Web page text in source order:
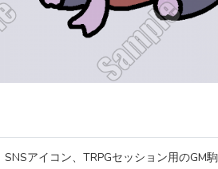
SNSアイコン、TRPGセッション用のGM